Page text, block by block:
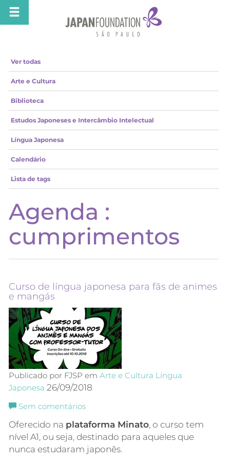
Ver todas
Arte e Cultura
Biblioteca
Estudos Japoneses e Intercâmbio Intelectual
Língua Japonesa
Calendário
Lista de tags
Agenda :
cumprimentos
Curso de língua japonesa para fãs de animes
e mangás
Publicado por FJSP em Arte e Cultura Língua
Japonesa 26/09/2018
Sem comentários
Oferecido na plataforma Minato, o curso tem
nível A1, ou seja, destinado para aqueles que
nunca estudaram japonês.